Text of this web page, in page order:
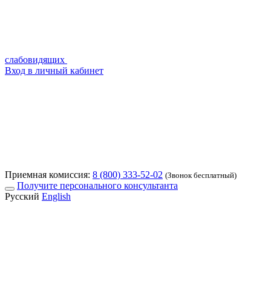
слабовидящих
Вход в личный кабинет
Приемная комиссия: 8 (800) 333-52-02 (Звонок бесплатный)
Получите персонального консультанта
Русский English